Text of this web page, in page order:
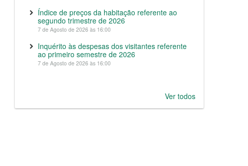
Índice de preços da habitação referente ao
segundo trimestre de 2026
7 de Agosto de 2026 às 16:00
Inquérito às despesas dos visitantes referente
ao primeiro semestre de 2026
7 de Agosto de 2026 às 16:00
Ver todos